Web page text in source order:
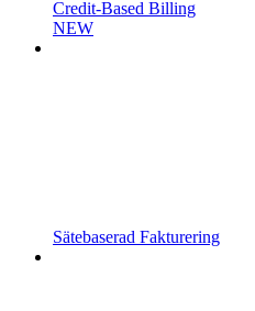
Credit-Based Billing
NEW
Sätebaserad Fakturering